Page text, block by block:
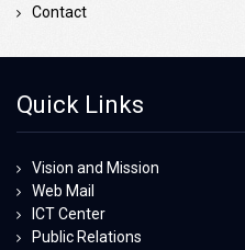
Contact
Quick Links
Vision and Mission
Web Mail
ICT Center
Public Relations